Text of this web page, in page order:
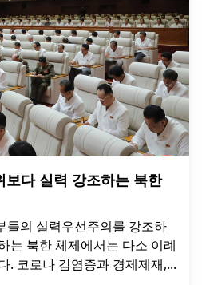
다 실력 강조하는 북한
들의 실력우선주의를 강조하
는 북한 체제에서는 다소 이례
. 코로나 감염증과 경제제재,...